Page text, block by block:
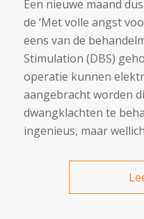
Een nieuwe maand
de ‘Met volle angst
eens van de
Stimulation (DBS)
operatie kunnen
aangebracht worden
dwangklachten te
ingenieus, maar